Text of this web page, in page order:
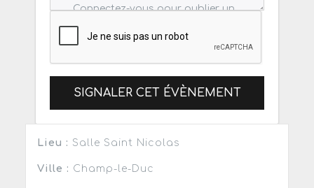
SIGNALER CET ÉVÈNEMENT
Lieu : Salle Saint Nicolas
Ville : Champ-le-Duc